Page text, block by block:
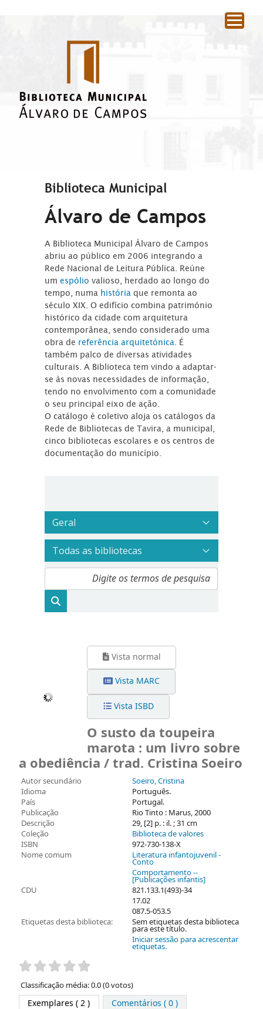
Biblioteca Municipal
Álvaro de Campos
A Biblioteca Municipal Álvaro de Campos
abriu ao público em 2006 integrando a
Rede Nacional de Leitura Pública. Reúne
umespóliovalioso, herdado ao longo do
tempo, numa história que remonta ao
século XIX. O edifício combina património
histórico da cidade com arquitetura
contemporânea, sendo considerado uma
obra de referência arquitetónica . É
também palco de diversas atividades
culturais. A Biblioteca tem vindo a adaptar-
se às novas necessidades de informação,
tendo no envolvimento com a comunidade
o seu principal eixo de ação.
O catálogo é coletivo aloja os catálogos da
Rede de Bibliotecas de Tavira, a municipal,
cinco bibliotecas escolares e os centros de
documentação do município.
Vista normal
Vista MARC
Vista ISBD
O susto da toupeira
marota : um livro sobre
a obediência / trad. Cristina Soeiro
Autor secundário
Soeiro, Cristina
Idioma
Português.
País
Portugal.
Publicação
Rio Tinto : Marus, 2000
Descrição
29, [2] p. : il. ; 31 cm
Coleção
Biblioteca de valores
ISBN
972-730-138-X
Nome comum
Literatura infantojuvenil -
Conto
Comportamento --
[Publicações infantis]
CDU
821.133.1(493)-34
17.02
087.5-053.5
Etiquetas desta biblioteca:
Sem etiquetas desta biblioteca
para este título.
Iniciar sessão para acrescentar
etiquetas.
Pontuação
Classificação média: 0.0 (0 votos)
Exemplares ( 2 ) Comentários ( 0 )